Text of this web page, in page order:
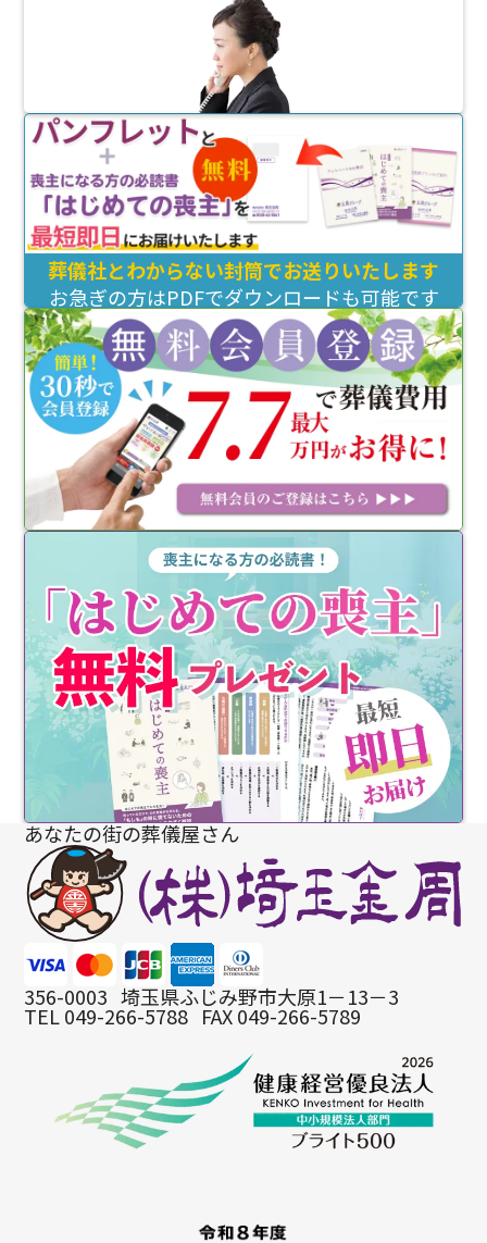
葬儀社とわからない封筒でお送りいたします
お急ぎの方はPDFでダウンロードも可能です
あなたの街の葬儀屋さん
356-0003 埼玉県ふじみ野市大原1－13－3
TEL 049-266-5788 FAX 049-266-5789